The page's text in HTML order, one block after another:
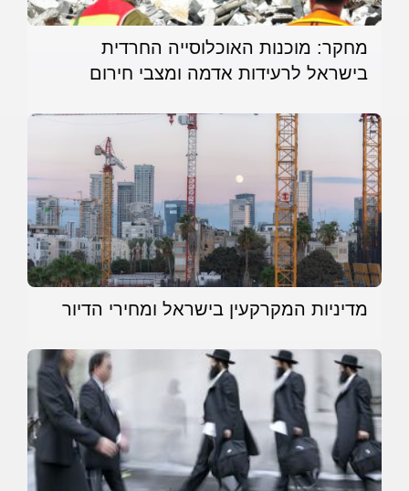
מחקר: מוכנות האוכלוסייה החרדית
בישראל לרעידות אדמה ומצבי חירום
מדיניות המקרקעין בישראל ומחירי הדיור